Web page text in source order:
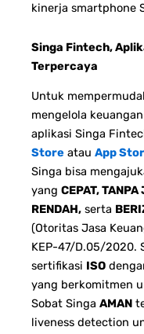
kinerja smartphone
Singa Fintech,
Terpercaya
Untuk
mengelola
aplikasi Singa
Store atau App
Singa bisa
yang CEPAT,
RENDAH, serta
(Otoritas Jasa
KEP-47/D.05/2020.
sertifikasi ISO
yang berkomitmen
Sobat Singa AMAN
liveness detection